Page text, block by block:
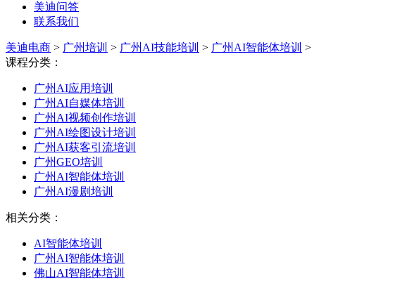
美迪问答
联系我们
美迪电商 > 广州培训 > 广州AI技能培训 > 广州AI智能体培训 >
课程分类：
广州AI应用培训
广州AI自媒体培训
广州AI视频创作培训
广州AI绘图设计培训
广州AI获客引流培训
广州GEO培训
广州AI智能体培训
广州AI漫剧培训
相关分类：
AI智能体培训
广州AI智能体培训
佛山AI智能体培训